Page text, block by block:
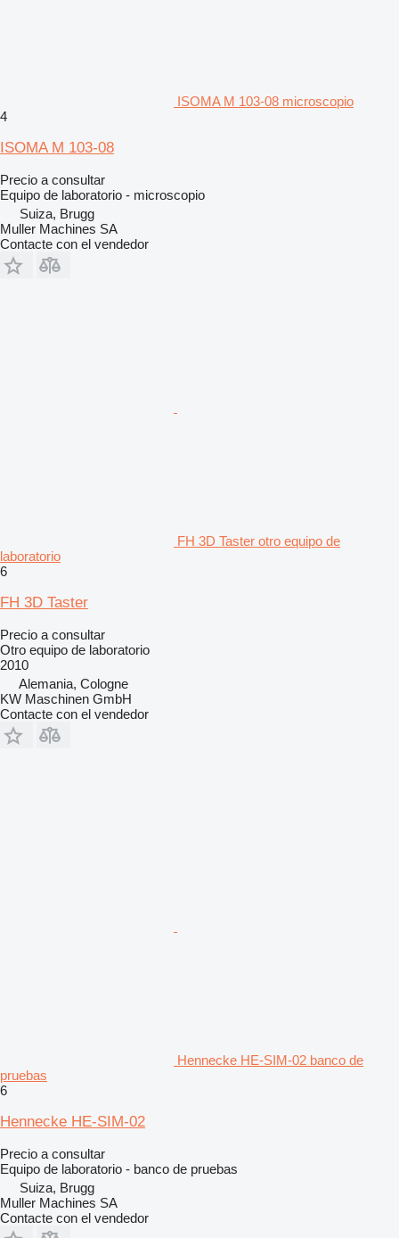
ISOMA M 103-08 microscopio
4
ISOMA M 103-08
Precio a consultar
Equipo de laboratorio - microscopio
Suiza, Brugg
Muller Machines SA
Contacte con el vendedor
FH 3D Taster otro equipo de
laboratorio
6
FH 3D Taster
Precio a consultar
Otro equipo de laboratorio
2010
Alemania, Cologne
KW Maschinen GmbH
Contacte con el vendedor
Hennecke HE-SIM-02 banco de
pruebas
6
Hennecke HE-SIM-02
Precio a consultar
Equipo de laboratorio - banco de pruebas
Suiza, Brugg
Muller Machines SA
Contacte con el vendedor